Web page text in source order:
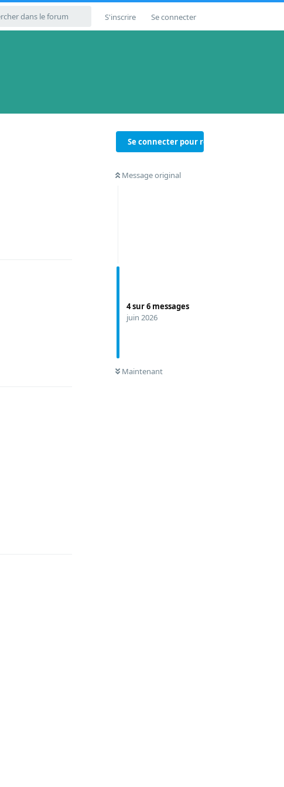
S'inscrire Se connecter
Se connecter pour répondre
Message original
4sur6 messages
juin 2026
Maintenant